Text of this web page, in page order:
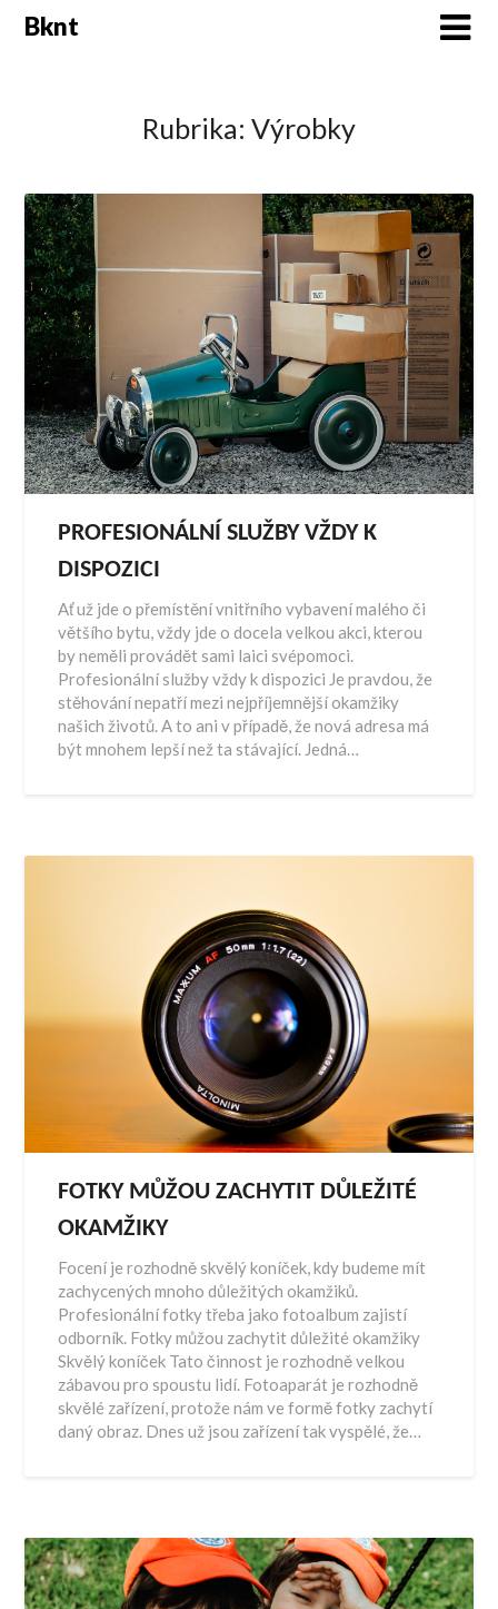
SkipBknt
Rubrika: Výrobky
PROFESIONÁLNÍ SLUŽBY VŽDY K
DISPOZICI
Ať už jde o přemístění vnitřního vybavení malého či
většího bytu, vždy jde o docela velkou akci, kterou
by neměli provádět sami laici svépomoci.
Profesionální služby vždy k dispozici Je pravdou, že
stěhování nepatří mezi nejpříjemnější okamžiky
našich životů. A to ani v případě, že nová adresa má
být mnohem lepší než ta stávající. Jedná…
FOTKY MŮŽOU ZACHYTIT DŮLEŽITÉ
OKAMŽIKY
Focení je rozhodně skvělý koníček, kdy budeme mít
zachycených mnoho důležitých okamžiků.
Profesionální fotky třeba jako fotoalbum zajistí
odborník. Fotky můžou zachytit důležité okamžiky
Skvělý koníček Tato činnost je rozhodně velkou
zábavou pro spoustu lidí. Fotoaparát je rozhodně
skvělé zařízení, protože nám ve formě fotky zachytí
daný obraz. Dnes už jsou zařízení tak vyspělé, že…